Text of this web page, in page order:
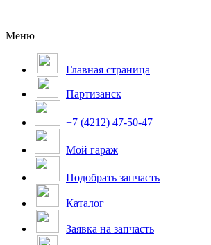
Меню
Главная страница
Партизанск
+7 (4212) 47-50-47
Мой гараж
Подобрать запчасть
Каталог
Заявка на запчасть